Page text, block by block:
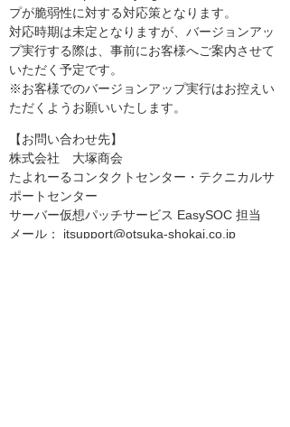
プが脆弱性に対する対応策となります。
対応時期は未定となりますが、バージョンアッ
プ実行する際は、事前にお客様へご案内させて
いただく予定です。
※お客様でのバージョンアップ実行はお控えい
ただくようお願いいたします。
【お問い合わせ先】
株式会社 大塚商会
たよれーるコンタクトセンター・テクニカルサ
ポートセンター
サーバー仮想パッチサービス EasySOC 担当
メール： itsupport@otsuka-shokai.co.jp